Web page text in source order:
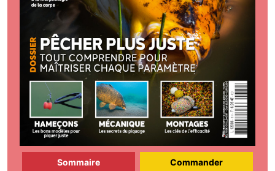
Sommaire Commander